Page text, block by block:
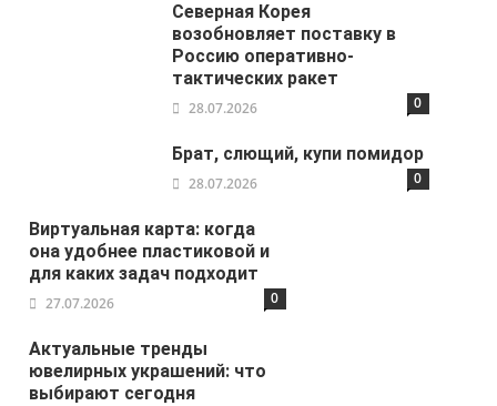
Северная Корея
возобновляет поставку в
Россию оперативно-
тактических ракет
28.07.2026 0
Брат, слющий, купи помидор
28.07.2026 0
Виртуальная карта: когда
она удобнее пластиковой и
для каких задач подходит
27.07.2026 0
Актуальные тренды
ювелирных украшений: что
выбирают сегодня